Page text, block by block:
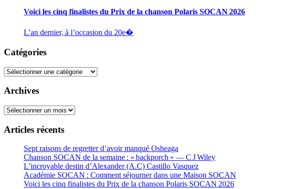
Voici les cinq finalistes du Prix de la chanson Polaris SOCAN 2026
L’an dernier, à l’occasion du 20e�
Catégories
Catégories
Archives
Archives
Articles récents
Sept raisons de regretter d’avoir manqué Osheaga
Chanson SOCAN de la semaine : « backporch » — C J Wiley
L’incroyable destin d’Alexander (A.C) Castillo Vasquez
Académie SOCAN : Comment séjourner dans une Maison SOCAN
Voici les cinq finalistes du Prix de la chanson Polaris SOCAN 2026